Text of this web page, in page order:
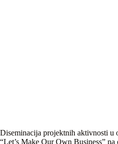
Diseminacija projektnih aktivnosti u
“Let’s Make Our Own Business”